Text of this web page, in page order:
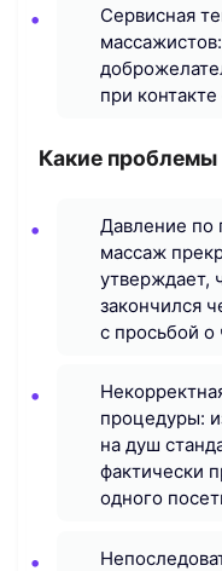
Сервисная
при
Какие проблемы
Давление по
массаж
утверждает,
закончился
с просьбой о
процедуры:
на душ
фактически
одного